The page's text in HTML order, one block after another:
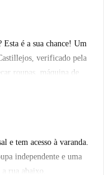
é a sua chance! Um
verificado pela
roupas, máquina de
comodidade.
para profissionais e
sem preocupações.
comodidades adicionais
e tem acesso à varanda.
independente e uma
rua abaixo.